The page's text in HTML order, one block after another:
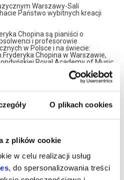
O plikach cookies
z plików cookie
w celu realizacji usług
, do spersonalizowania treści
Warszawy-Sali
Państwo wybitnych kreacji
Chopina są pianiści o
i profesorowie
w Polsce i na świecie:
Chopina w Warszawie,
Royal Academy of Music,
francuskiego Conservatoire de
interpretacje utworów
fortepianie Steinway,
muzycznych. Wnętrze,
eleganckie, kryształowe
wiecznych designerów. Sala
za najpiękniejszą sale